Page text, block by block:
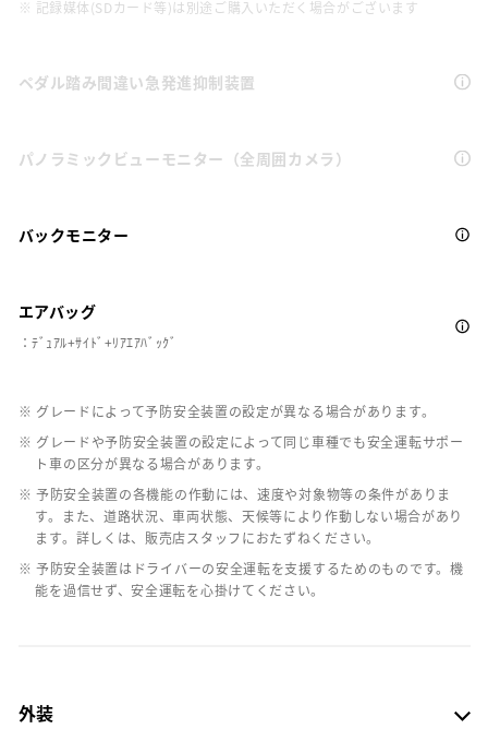
※ 記録媒体(SDカード等)は別途ご購入いただく場合がございます
ペダル踏み間違い急発進抑制装置
パノラミックビューモニター（全周囲カメラ）
バックモニター
エアバッグ
：ﾃﾞｭｱﾙ+ｻｲﾄﾞ+ﾘｱｴｱﾊﾞｯｸﾞ
※ グレードによって予防安全装置の設定が異なる場合があります。
※ グレードや予防安全装置の設定によって同じ車種でも安全運転サポー
ト車の区分が異なる場合があります。
※ 予防安全装置の各機能の作動には、速度や対象物等の条件がありま
す。また、道路状況、車両状態、天候等により作動しない場合があり
ます。詳しくは、販売店スタッフにおたずねください。
※ 予防安全装置はドライバーの安全運転を支援するためのものです。機
能を過信せず、安全運転を心掛けてください。
外装